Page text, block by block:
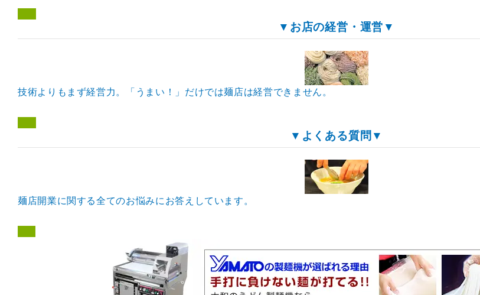
▼お店の経営・運営▼
技術よりもまず経営力。「うまい！」だけでは麺店は経営できません。
▼よくある質問▼
麺店開業に関する全てのお悩みにお答えしています。